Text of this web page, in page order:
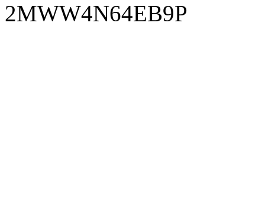
2MWW4N64EB9P